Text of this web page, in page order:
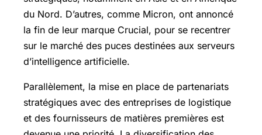
du Nord. D’autres, comme Micron, ont annoncé
la fin de leur marque Crucial, pour se recentrer
sur le marché des puces destinées aux serveurs
d’intelligence artificielle.
Parallèlement, la mise en place de partenariats
stratégiques avec des entreprises de logistique
et des fournisseurs de matières premières est